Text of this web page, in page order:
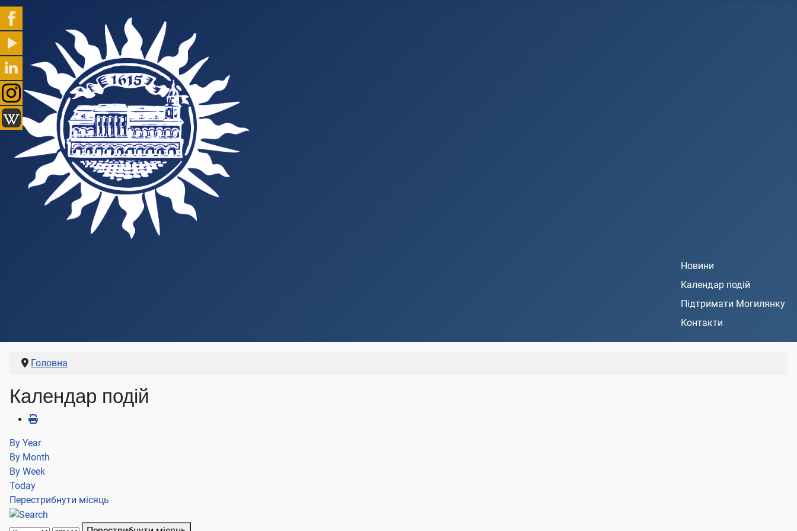
Новини
Календар подій
Підтримати Могилянку
Контакти
Головна
Календар подій
By Year
By Month
By Week
Today
Перестрибнути місяць